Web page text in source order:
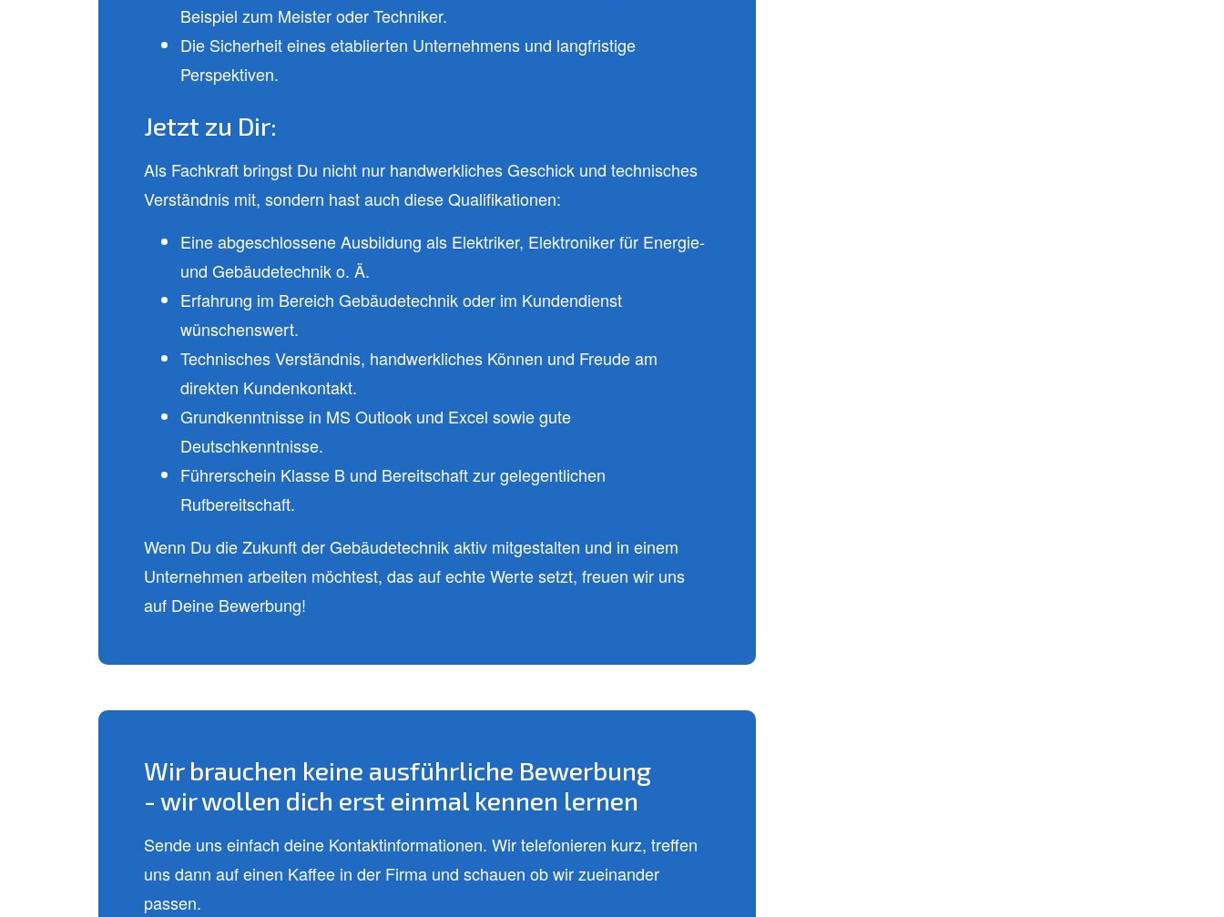
Beispiel zum Meister oder Techniker.
Die Sicherheit eines etablierten Unternehmens und langfristige
Perspektiven.
Jetzt zu Dir:
Als Fachkraft bringst Du nicht nur handwerkliches Geschick und technisches
Verständnis mit, sondern hast auch diese Qualifikationen:
Eine abgeschlossene Ausbildung als Elektriker, Elektroniker für Energie-
und Gebäudetechnik o. Ä.
Erfahrung im Bereich Gebäudetechnik oder im Kundendienst
wünschenswert.
Technisches Verständnis, handwerkliches Können und Freude am
direkten Kundenkontakt.
Grundkenntnisse in MS Outlook und Excel sowie gute
Deutschkenntnisse.
Führerschein Klasse B und Bereitschaft zur gelegentlichen
Rufbereitschaft.
Wenn Du die Zukunft der Gebäudetechnik aktiv mitgestalten und in einem
Unternehmen arbeiten möchtest, das auf echte Werte setzt, freuen wir uns
auf Deine Bewerbung!
Wir brauchen keine ausführliche Bewerbung
- wir wollen dich erst einmal kennen lernen
Sende uns einfach deine Kontaktinformationen. Wir telefonieren kurz, treffen
uns dann auf einen Kaffee in der Firma und schauen ob wir zueinander
passen.